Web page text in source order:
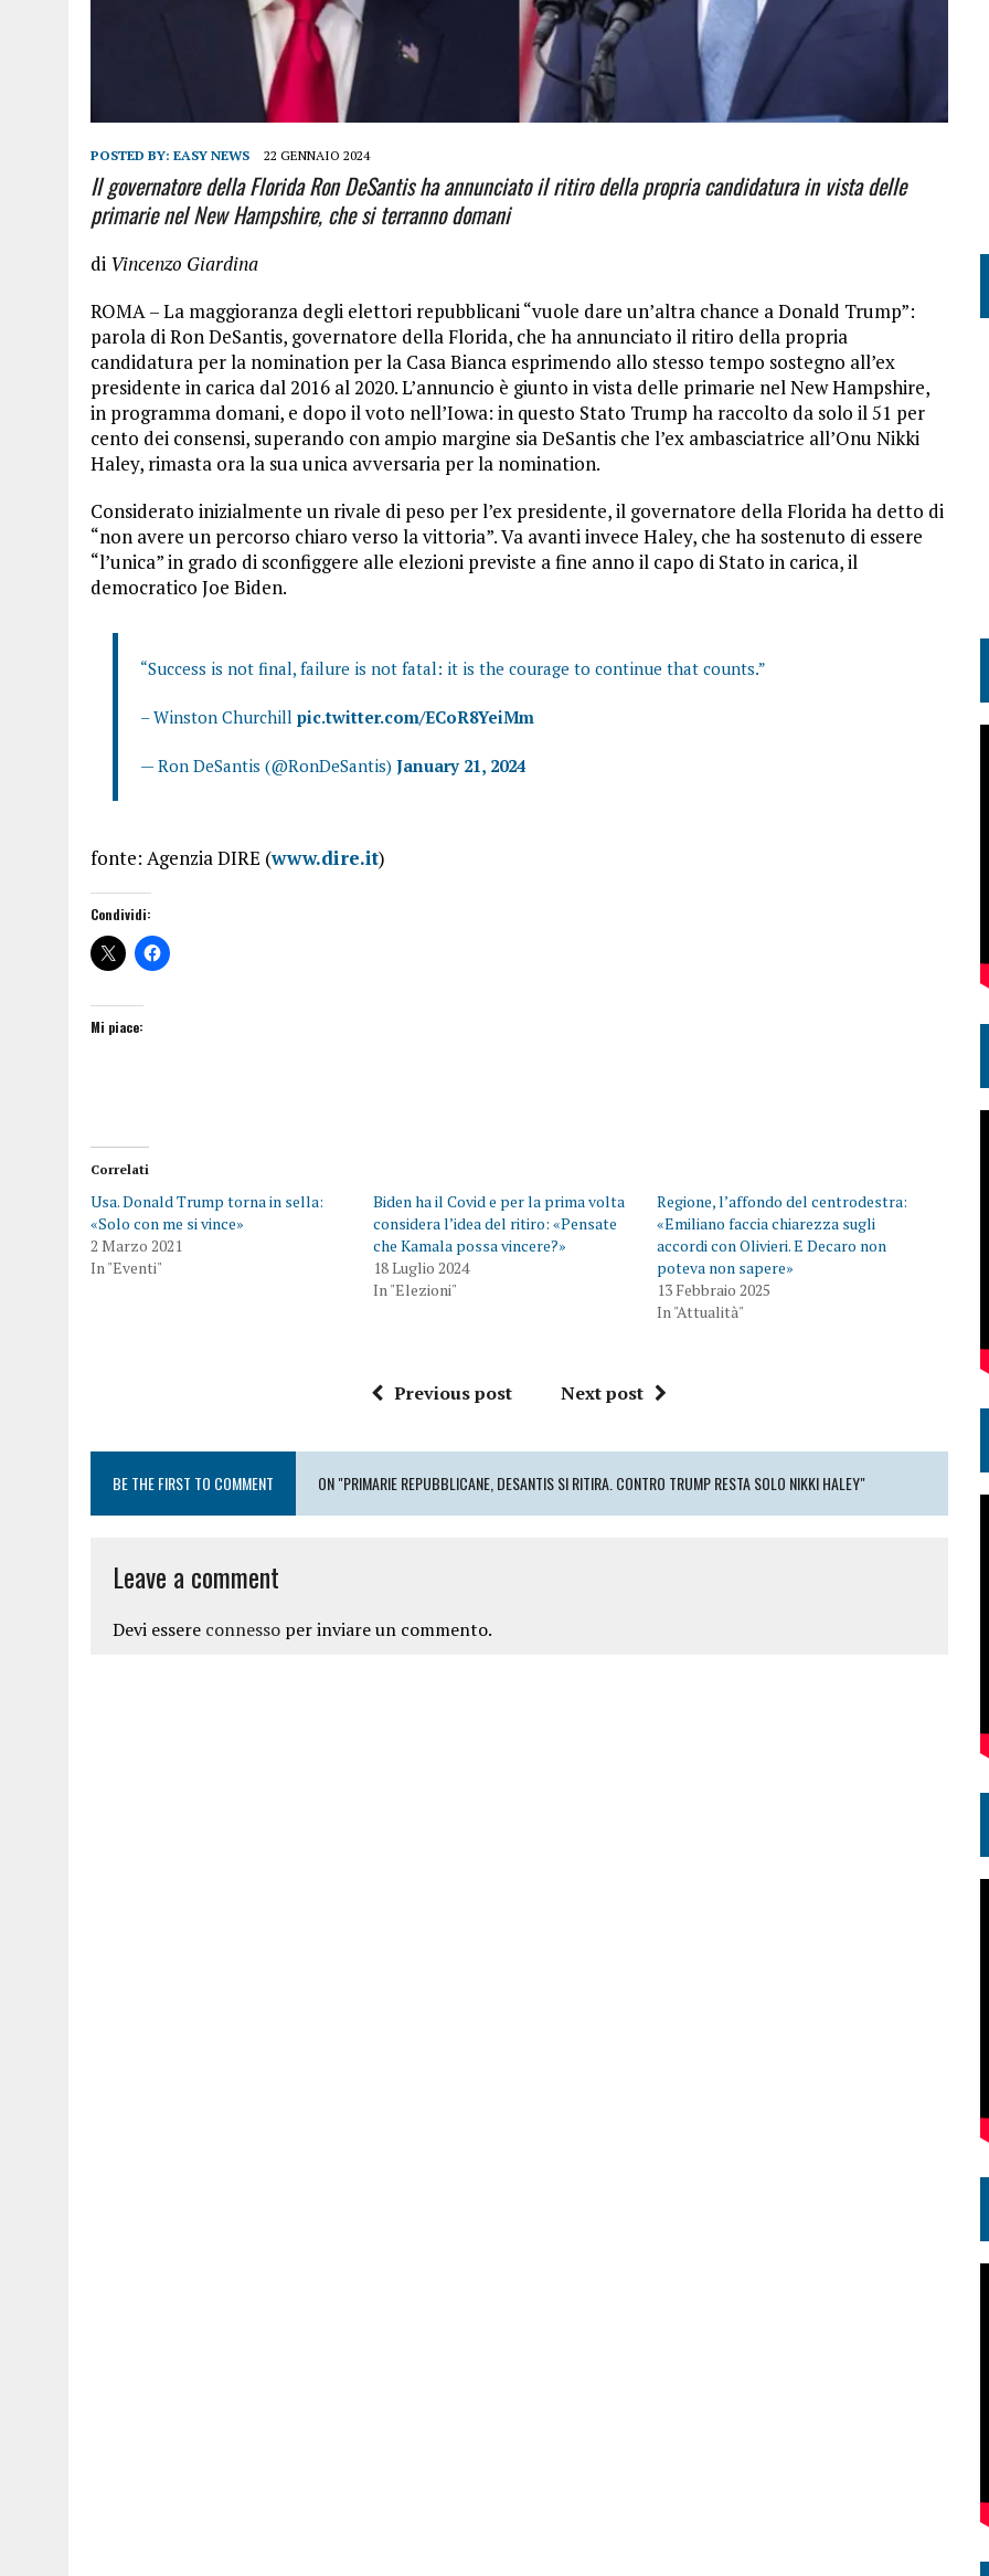
POSTED BY: EASY NEWS 22 GENNAIO 2024
Il governatore della Florida Ron DeSantis ha annunciato il ritiro della propria candidatura in vista delle
primarie nel New Hampshire, che si terranno domani
di Vincenzo Giardina
ROMA – La maggioranza degli elettori repubblicani “vuole dare un’altra chance a Donald Trump”:
parola di Ron DeSantis, governatore della Florida, che ha annunciato il ritiro della propria
candidatura per la nomination per la Casa Bianca esprimendo allo stesso tempo sostegno all’ex
presidente in carica dal 2016 al 2020. L’annuncio è giunto in vista delle primarie nel New Hampshire,
in programma domani, e dopo il voto nell’Iowa: in questo Stato Trump ha raccolto da solo il 51 per
cento dei consensi, superando con ampio margine sia DeSantis che l’ex ambasciatrice all’Onu Nikki
Haley, rimasta ora la sua unica avversaria per la nomination.
Considerato inizialmente un rivale di peso per l’ex presidente, il governatore della Florida ha detto di
“non avere un percorso chiaro verso la vittoria”. Va avanti invece Haley, che ha sostenuto di essere
“l’unica” in grado di sconfiggere alle elezioni previste a fine anno il capo di Stato in carica, il
democratico Joe Biden.
“Success is not final, failure is not fatal: it is the courage to continue that counts.”
– Winston Churchill pic.twitter.com/ECoR8YeiMm
— Ron DeSantis (@RonDeSantis) January 21, 2024
fonte: Agenzia DIRE (www.dire.it)
Condividi:
Mi piace:
Correlati
Usa. Donald Trump torna in sella:
«Solo con me si vince»
2 Marzo 2021
In "Eventi"
Biden ha il Covid e per la prima volta
considera l’idea del ritiro: «Pensate
che Kamala possa vincere?»
18 Luglio 2024
In "Elezioni"
Regione, l’affondo del centrodestra:
«Emiliano faccia chiarezza sugli
accordi con Olivieri. E Decaro non
poteva non sapere»
13 Febbraio 2025
In "Attualità"
Previous post Next post
BE THE FIRST TO COMMENT ON "PRIMARIE REPUBBLICANE, DESANTIS SI RITIRA. CONTRO TRUMP RESTA SOLO NIKKI HALEY"
Leave a comment
Devi essere connesso per inviare un commento.